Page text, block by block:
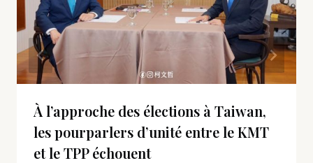
À l’approche des élections à Taiwan,
les pourparlers d’unité entre le KMT
et le TPP échouent